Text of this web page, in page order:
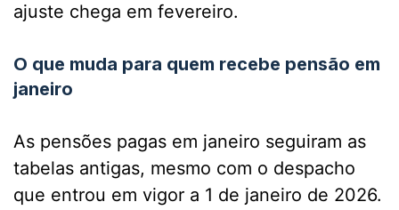
ajuste chega em fevereiro.
O que muda para quem recebe pensão em
janeiro
As pensões pagas em janeiro seguiram as
tabelas antigas, mesmo com o despacho
que entrou em vigor a 1 de janeiro de 2026.